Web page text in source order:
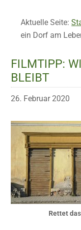
Aktuelle Seite:
ein Dorf am
FILMTIPP:
BLEIBT
26. Februar 2020
Rettet